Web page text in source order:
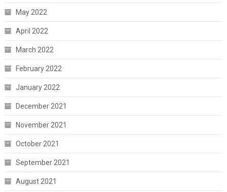
May 2022
April 2022
March 2022
February 2022
January 2022
December 2021
November 2021
October 2021
September 2021
August 2021